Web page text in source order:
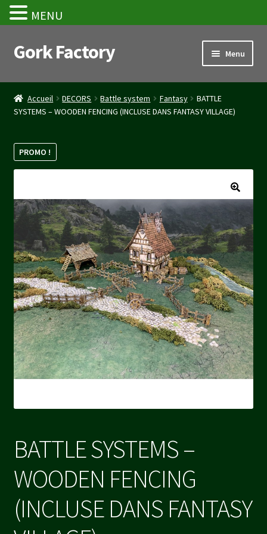
Aller
à
navigation
Aller
au
Gork Factory Menu
Accueil
CGV
Mon compte
Stripe Payment Success Page
Validation de la commande
Accueil DECORS Battle system Fantasy
BATTLE
SYSTEMS – WOODEN FENCING (INCLUSE DANS FANTASY VILLAGE)
PROMO !
BATTLE SYSTEMS –
WOODEN FENCING
(INCLUSE DANS FANTASY
MENU